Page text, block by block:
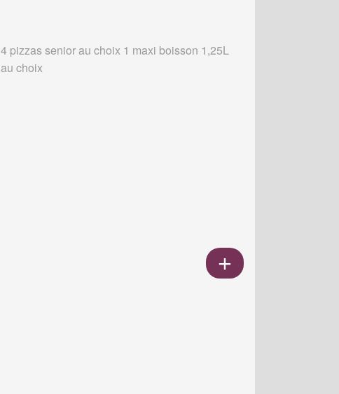
4 pizzas senior au choix 1 maxi boisson 1,25L
au choix